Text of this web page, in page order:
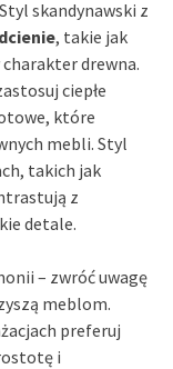
skandynawski z
, takie jak
drewna.
ciepłe
które
mebli. Styl
takich jak
z
detale.
– zwróć uwagę
meblom.
preferuj
i